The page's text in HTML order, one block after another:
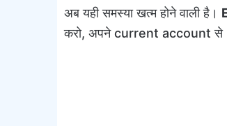
अब यही समस्या खत्म होने वाली है।
करो, अपने current account से